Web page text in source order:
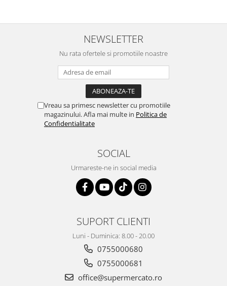
NEWSLETTER
Nu rata ofertele si promotiile noastre
Vreau sa primesc newsletter cu promotiile
magazinului. Afla mai multe in Politica de
Confidentialitate
SOCIAL
Urmareste-ne in social media
SUPORT CLIENTI
Luni - Duminica: 8.00 - 20.00
0755000680
0755000681
office@supermercato.ro